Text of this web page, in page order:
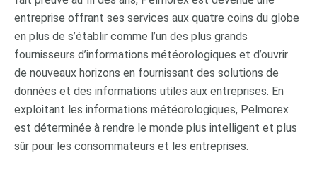
entreprise offrant ses services aux quatre coins du globe
en plus de s’établir comme l’un des plus grands
fournisseurs d’informations météorologiques et d’ouvrir
de nouveaux horizons en fournissant des solutions de
données et des informations utiles aux entreprises. En
exploitant les informations météorologiques, Pelmorex
est déterminée à rendre le monde plus intelligent et plus
sûr pour les consommateurs et les entreprises.